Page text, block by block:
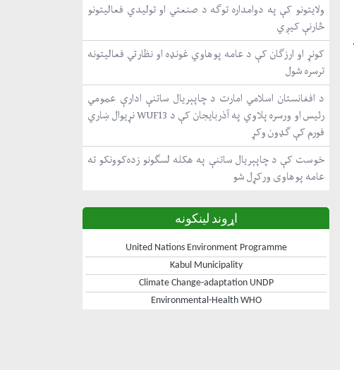
ولایتونو کې په دوامداره توګه د صنعتي او تولیدي فعالیتونو
څارنې کیږي
کونړ او ارزګان کې د عامه پوهاوي غونډه او نظارتي فعالیتونه
ترسره شول
د افغانستان اسلامي امارت د چاپېریال ساتنې ادارې عمومي
رئیس او ورسره پلاوي په آذربایجان کې د WUF13 نړیوال ښاري
فورم کې ګډون وکړ
خوست کې د چاپېریال ساتنې په هکله لسګونو زده‌کوونکو ته
عامه پوهاوی ورکړل شو
اړوند لینکونه
United Nations Environment Programme
Kabul Municipality
Climate Change-adaptation UNDP
Environmental-Health WHO